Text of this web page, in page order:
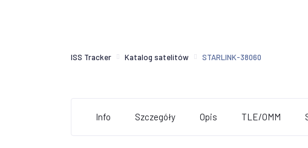
ISS Tracker Katalog satelitów STARLINK-38060
Info Szczegóły Opis TLE/OMM